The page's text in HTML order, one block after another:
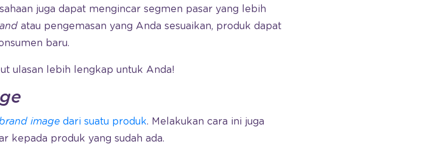
juga dapat mengincar segmen pasar yang lebih
atau pengemasan yang Anda sesuaikan, produk dapat
baru.
ulasan lebih lengkap untuk Anda!
image dari suatu produk. Melakukan cara ini juga
kepada produk yang sudah ada.